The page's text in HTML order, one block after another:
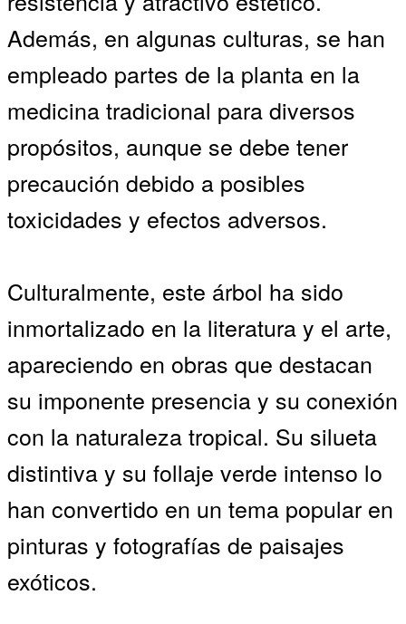
Además, en algunas culturas, se han
empleado partes de la planta en la
medicina tradicional para diversos
propósitos, aunque se debe tener
precaución debido a posibles
toxicidades y efectos adversos.
Culturalmente, este árbol ha sido
inmortalizado en la literatura y el arte,
apareciendo en obras que destacan
su imponente presencia y su conexión
con la naturaleza tropical. Su silueta
distintiva y su follaje verde intenso lo
han convertido en un tema popular en
pinturas y fotografías de paisajes
exóticos.